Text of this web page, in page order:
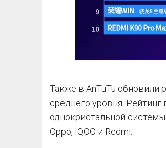
Также в AnTuTu обновили
среднего уровня.
однокристальной
Oppo, IQOO и Redmi.